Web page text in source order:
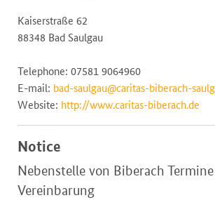
Kaiserstraße 62
88348 Bad Saulgau
Telephone: 07581 9064960
E-mail: bad-saulgau@caritas-biberach-
Website: http://www.caritas-biberach.de
Notice
Nebenstelle von Biberach
Vereinbarung